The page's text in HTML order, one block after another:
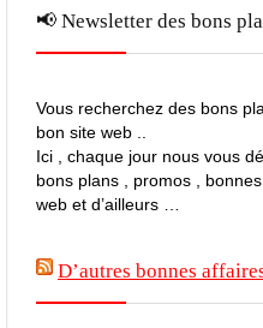
📢 Newsletter des bons
Vous recherchez des bons
bon site web ..
Ici , chaque jour nous vous
bons plans , promos ,
web et d’ailleurs …
D’autres bonnes